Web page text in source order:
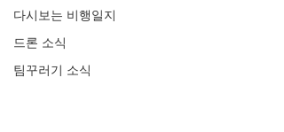
다시보는 비행일지
드론 소식
팀꾸러기 소식